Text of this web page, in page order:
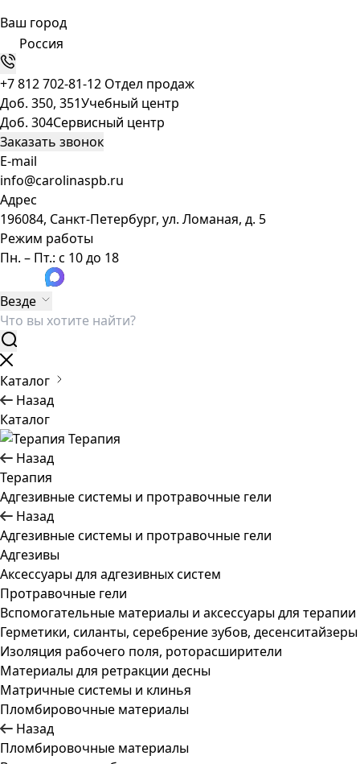
Ваш город
Россия
+7 812 702-81-12 Отдел продаж
Доб. 350, 351Учебный центр
Доб. 304Сервисный центр
Заказать звонок
E-mail
info@carolinaspb.ru
Адрес
196084, Санкт-Петербург, ул. Ломаная, д. 5
Режим работы
Пн. – Пт.: с 10 до 18
Везде
Каталог
Назад
Каталог
Терапия
Назад
Терапия
Адгезивные системы и протравочные гели
Назад
Адгезивные системы и протравочные гели
Адгезивы
Аксессуары для адгезивных систем
Протравочные гели
Вспомогательные материалы и аксессуары для терапии
Герметики, силанты, серебрение зубов, десенситайзеры
Изоляция рабочего поля, роторасширители
Материалы для ретракции десны
Матричные системы и клинья
Пломбировочные материалы
Назад
Пломбировочные материалы